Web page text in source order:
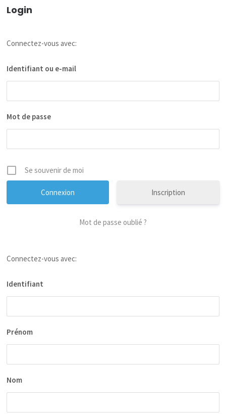
Login
Connectez-vous avec:
Identifiant ou e-mail
Mot de passe
Se souvenir de moi
Inscription
Mot de passe oublié ?
Connectez-vous avec:
Identifiant
Prénom
Nom